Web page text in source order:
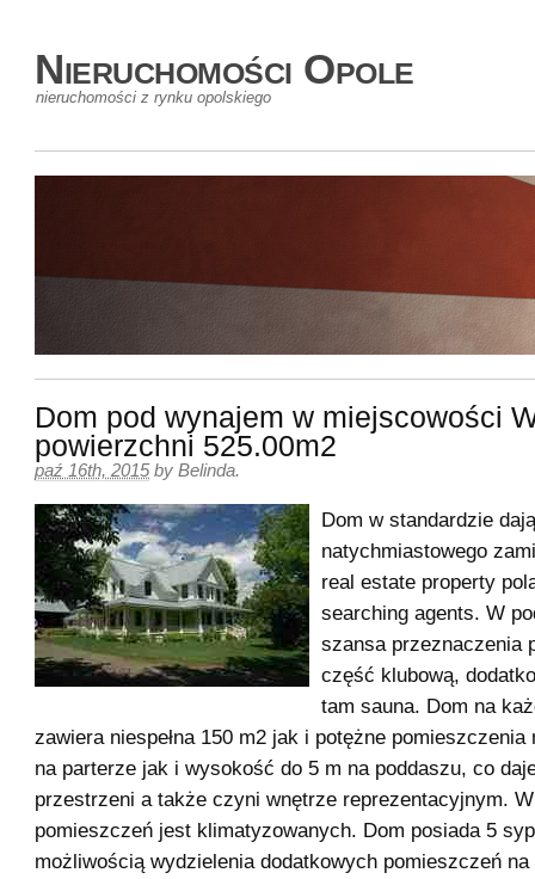
Nieruchomości Opole
nieruchomości z rynku opolskiego
Dom pod wynajem w miejscowości
powierzchni 525.00m2
paź 16th, 2015 by Belinda.
Dom w standardzie
natychmiastowego
real estate property
searching agents. W
szansa przeznaczenia
część klubową,
tam sauna. Dom na
zawiera niespełna 150 m2 jak i potężne pomieszczenia
na parterze jak i wysokość do 5 m na poddaszu, co
przestrzeni a także czyni wnętrze reprezentacyjnym.
pomieszczeń jest klimatyzowanych. Dom posiada 5
możliwością wydzielenia dodatkowych pomieszczeń na